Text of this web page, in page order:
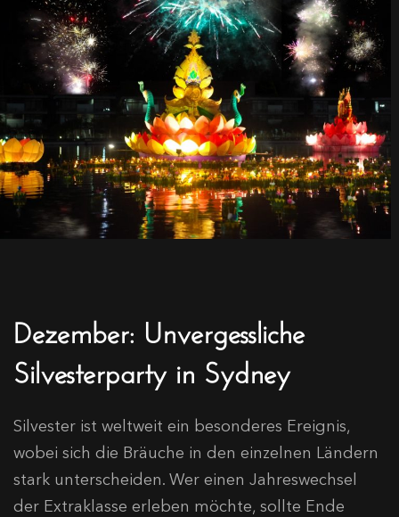
Dezember: Unvergessliche
Silvesterparty in Sydney
Silvester ist weltweit ein besonderes Ereignis,
wobei sich die Bräuche in den einzelnen Ländern
stark unterscheiden. Wer einen Jahreswechsel
der Extraklasse erleben möchte, sollte Ende